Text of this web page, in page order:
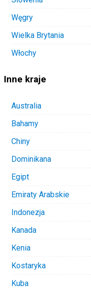
Węgry
Wielka Brytania
Włochy
Inne kraje
Australia
Bahamy
Chiny
Dominikana
Egipt
Emiraty Arabskie
Indonezja
Kanada
Kenia
Kostaryka
Kuba